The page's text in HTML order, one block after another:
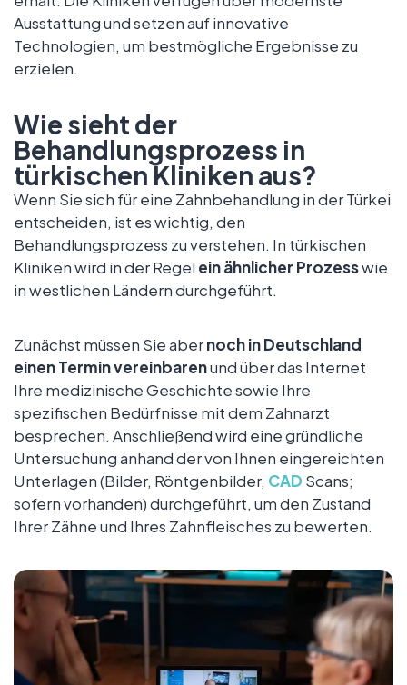
Ausstattung und setzen auf innovative
Technologien, um bestmögliche Ergebnisse zu
erzielen.
Wie sieht der
Behandlungsprozess in
türkischen Kliniken aus?
Wenn Sie sich für eine Zahnbehandlung in der Türkei
entscheiden, ist es wichtig, den
Behandlungsprozess zu verstehen. In türkischen
Kliniken wird in der Regel ein ähnlicher Prozesswie
in westlichen Ländern durchgeführt.
Zunächst müssen Sie abernoch in Deutschland
einen Termin vereinbarenund über das Internet
Ihre medizinische Geschichte sowie Ihre
spezifischen Bedürfnisse mit dem Zahnarzt
besprechen. Anschließend wird eine gründliche
Untersuchung anhand der von Ihnen eingereichten
Unterlagen (Bilder, Röntgenbilder, CAD Scans;
sofern vorhanden) durchgeführt, um den Zustand
Ihrer Zähne und Ihres Zahnfleisches zu bewerten.